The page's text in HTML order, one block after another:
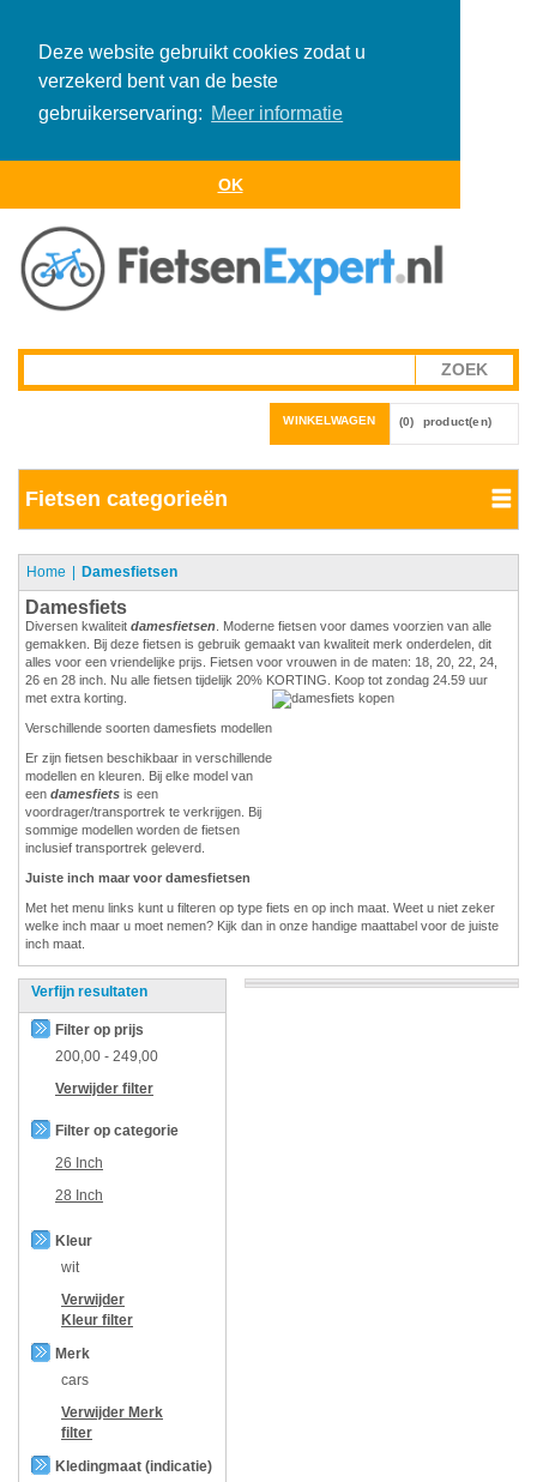
Deze website gebruikt cookies zodat u
verzekerd bent van de beste
gebruikerservaring: Meer informatie
OK
WINKELWAGEN (0) product(en)
Fietsen categorieën
Home Damesfietsen
Damesfiets
Diversen kwaliteit damesfietsen . Moderne fietsen voor dames voorzien van alle
gemakken. Bij deze fietsen is gebruik gemaakt van kwaliteit merk onderdelen, dit
alles voor een vriendelijke prijs. Fietsen voor vrouwen in de maten: 18, 20, 22, 24,
26 en 28 inch. Nu alle fietsen tijdelijk 20% KORTING. Koop tot zondag 24.59 uur
met extra korting.
Verschillende soorten damesfiets modellen
Er zijn fietsen beschikbaar in verschillende
modellen en kleuren. Bij elke model van
een damesfiets is een
voordrager/transportrek te verkrijgen. Bij
sommige modellen worden de fietsen
inclusief transportrek geleverd.
Juiste inch maar voor damesfietsen
Met het menu links kunt u filteren op type fiets en op inch maat. Weet u niet zeker
welke inch maar u moet nemen? Kijk dan in onze handige maattabel voor de juiste
inch maat.
Verfijn resultaten
Filter op prijs
200,00 - 249,00
Verwijder filter
Filter op categorie
26 Inch
28 Inch
Kleur
wit
Verwijder
Kleur filter
Merk
cars
Verwijder Merk
filter
Kledingmaat (indicatie)